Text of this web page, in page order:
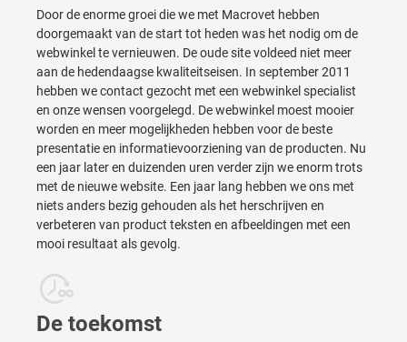
Door de enorme groei die we met Macrovet hebben
doorgemaakt van de start tot heden was het nodig om de
webwinkel te vernieuwen. De oude site voldeed niet meer
aan de hedendaagse kwaliteitseisen. In september 2011
hebben we contact gezocht met een webwinkel specialist
en onze wensen voorgelegd. De webwinkel moest mooier
worden en meer mogelijkheden hebben voor de beste
presentatie en informatievoorziening van de producten. Nu
een jaar later en duizenden uren verder zijn we enorm trots
met de nieuwe website. Een jaar lang hebben we ons met
niets anders bezig gehouden als het herschrijven en
verbeteren van product teksten en afbeeldingen met een
mooi resultaat als gevolg.
De toekomst